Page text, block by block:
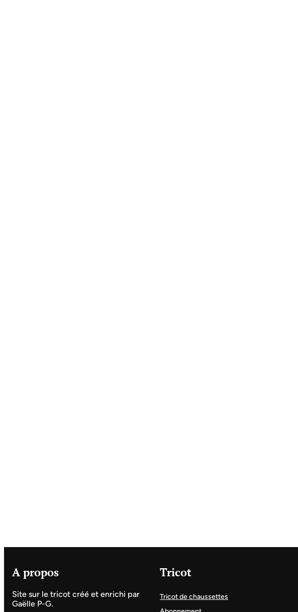
A propos
Site sur le tricot créé et enrichi par
Gaëlle P-G.
Tricot
Tricot de chaussettes